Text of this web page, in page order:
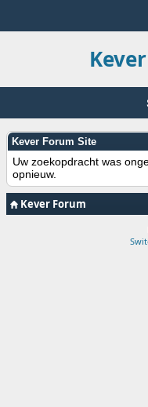
Kever Forum Site
Uw zoekopdracht was
opnieuw.
Kever Forum